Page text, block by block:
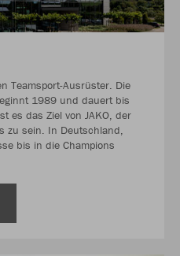
Teamsport-Ausrüster. Die
1989 und dauert bis
es das Ziel von JAKO, der
zu sein. In Deutschland,
bis in die Champions